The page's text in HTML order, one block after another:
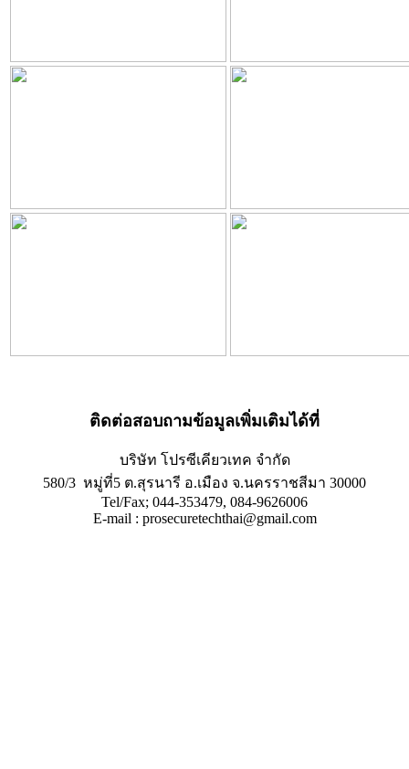
ติดต่อสอบถามข้อมูลเพิ่มเติมได้ที่
บริษัท โปรซีเคียวเทค จำกัด
580/3 หมู่ที่5 ต.สุรนารี อ.เมือง จ.นครราชสีมา 30000
Tel/Fax; 044-353479, 084-9626006
E-mail : prosecuretechthai@gmail.com